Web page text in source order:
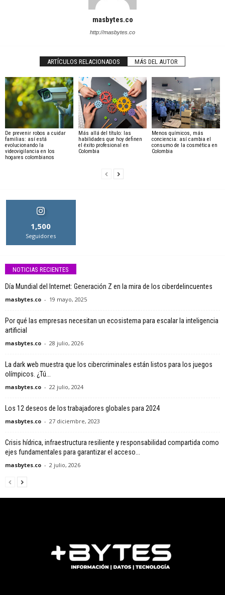
masbytes.co
http://masbytes.co
ARTÍCULOS RELACIONADOS MÁS DEL AUTOR
De prevenir robos a cuidar
familias: así está
evolucionando la
videovigilancia en los
hogares colombianos
Más allá del título: las
habilidades que hoy definen
el éxito profesional en
Colombia
Menos químicos, más
conciencia: así cambia el
consumo de la cosmética en
Colombia
1,500
Seguidores
NOTICIAS RECIENTES
Día Mundial del Internet: Generación Z en la mira de los ciberdelincuentes
masbytes.co - 19 mayo, 2025
Por qué las empresas necesitan un ecosistema para escalar la inteligencia
artificial
masbytes.co - 28 julio, 2026
La dark web muestra que los cibercriminales están listos para los juegos
olímpicos. ¿Tú...
masbytes.co - 22 julio, 2024
Los 12 deseos de los trabajadores globales para 2024
masbytes.co - 27 diciembre, 2023
Crisis hídrica, infraestructura resiliente y responsabilidad compartida como
ejes fundamentales para garantizar el acceso...
masbytes.co - 2 julio, 2026